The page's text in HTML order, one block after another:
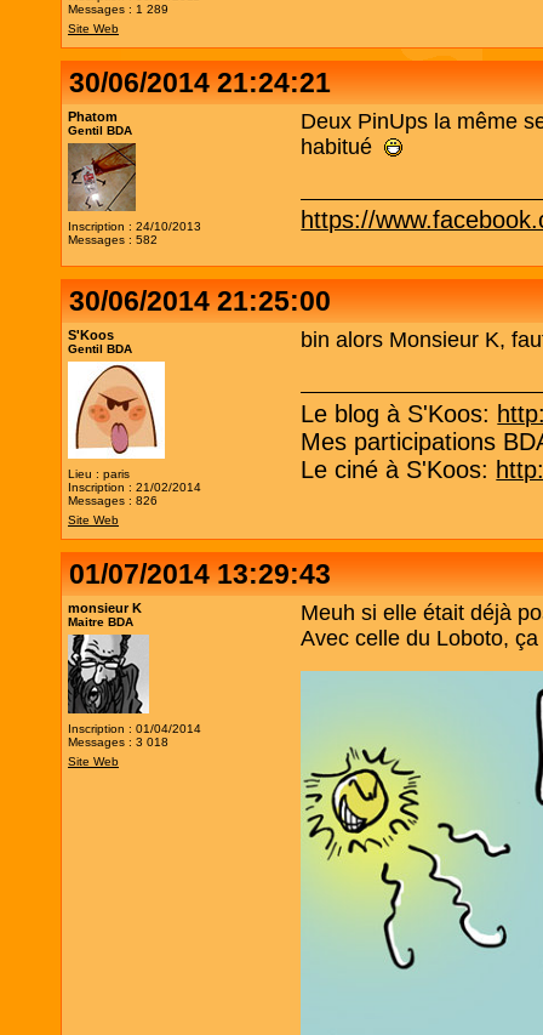
Messages : 1 289
Site Web
30/06/2014 21:24:21
Phatom
Gentil BDA
Inscription : 24/10/2013
Messages : 582
Deux PinUps la même
habitué
https://
30/06/2014 21:25:00
S'Koos
Gentil BDA
Lieu : paris
Inscription : 21/02/2014
Messages : 826
Site Web
bin alors Monsieur K,
Le blog à S'Koos:
Mes participations
Le ciné à S'Koos:
01/07/2014 13:29:43
monsieur K
Maitre BDA
Inscription : 01/04/2014
Messages : 3 018
Site Web
Meuh si elle était déjà
Avec celle du Loboto,